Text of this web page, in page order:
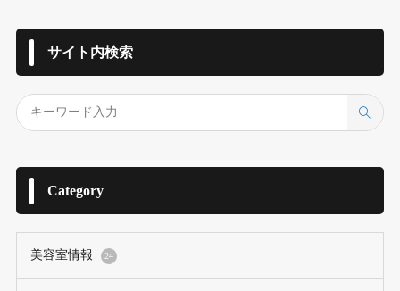
サイト内検索
Category
美容室情報 24